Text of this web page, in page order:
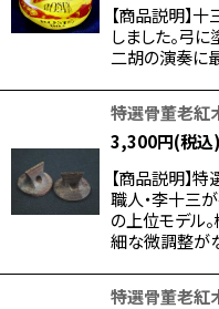
【商品説明】
しました。弓
二胡の演奏に
特選骨董老紅
3,300円(税込)
【商品説明】
職人・李十三
の上位モデル
細な微調整が
特選骨董老紅